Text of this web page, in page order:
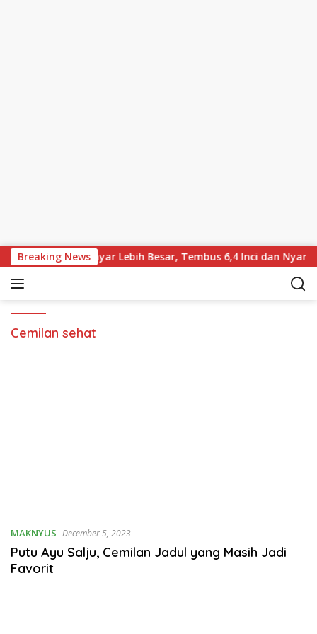
Breaking News
Bawa Layar Lebih Besar, Tembus 6,4 Inci dan Nyaris
Cemilan sehat
MAKNYUS December 5, 2023
Putu Ayu Salju, Cemilan Jadul yang Masih Jadi
Favorit